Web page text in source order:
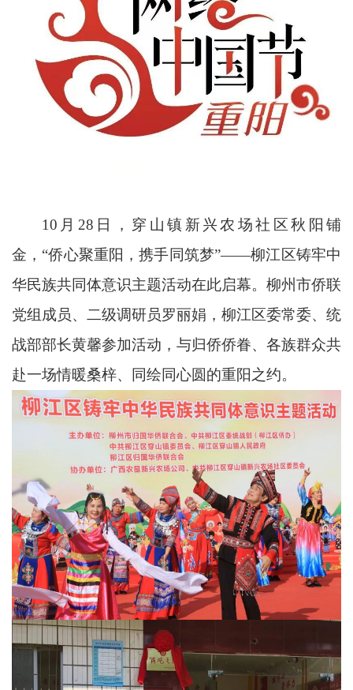
10月28日，穿山镇新兴农场社区秋阳铺
金，“侨心聚重阳，携手同筑梦”——柳江区铸牢中
华民族共同体意识主题活动在此启幕。柳州市侨联
党组成员、二级调研员罗丽娟，柳江区委常委、统
战部部长黄馨参加活动，与归侨侨眷、各族群众共
赴一场情暖桑梓、同绘同心圆的重阳之约。